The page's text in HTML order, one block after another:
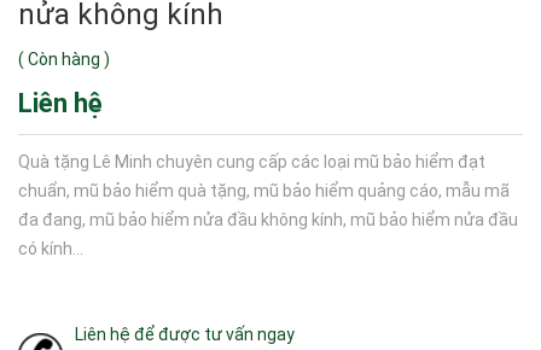
nửa không kính
( Còn hàng )
Liên hệ
Quà tặng Lê Minh chuyên cung cấp các loại mũ bảo hiểm đạt
chuẩn, mũ bảo hiểm quà tặng, mũ bảo hiểm quảng cáo, mẫu mã
đa đang, mũ bảo hiểm nửa đầu không kính, mũ bảo hiểm nửa đầu
có kính...
Liên hệ để được tư vấn ngay